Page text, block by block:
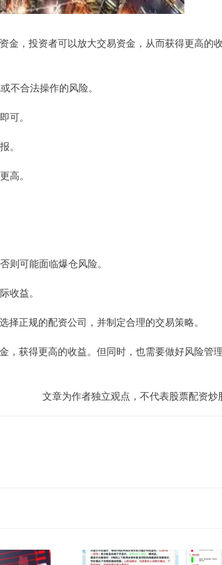
金，投资者可以放大交易资金，从而获得更高的
不合法操作的风险。
可。
。
高。
则可能面临爆仓风险。
收益。
正规的配资公司，并制定合理的交易策略。
，获得更高的收益。但同时，也需要做好风险管
文章为作者独立观点，不代表股票配资炒